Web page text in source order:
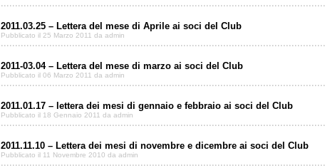
2011.03.25 – Lettera del mese di Aprile ai soci del Club
Pubblicato il 25 Marzo 2011 da admin
2011-03.04 – Lettera del mese di marzo ai soci del Club
Pubblicato il 06 Marzo 2011 da admin
2011.01.17 – lettera dei mesi di gennaio e febbraio ai soci del Club
Pubblicato il 18 Gennaio 2011 da admin
2011.11.10 – Lettera dei mesi di novembre e dicembre ai soci del Club
Pubblicato il 11 Novembre 2010 da admin